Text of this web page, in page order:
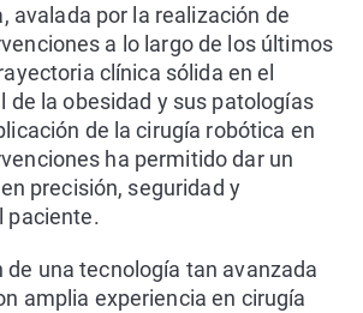
avalada por la realización de
a lo largo de los últimos
clínica sólida en el
de la obesidad y sus patologías
de la cirugía robótica en
ha permitido dar un
precisión, seguridad y
paciente.
de una tecnología tan avanzada
amplia experiencia en cirugía